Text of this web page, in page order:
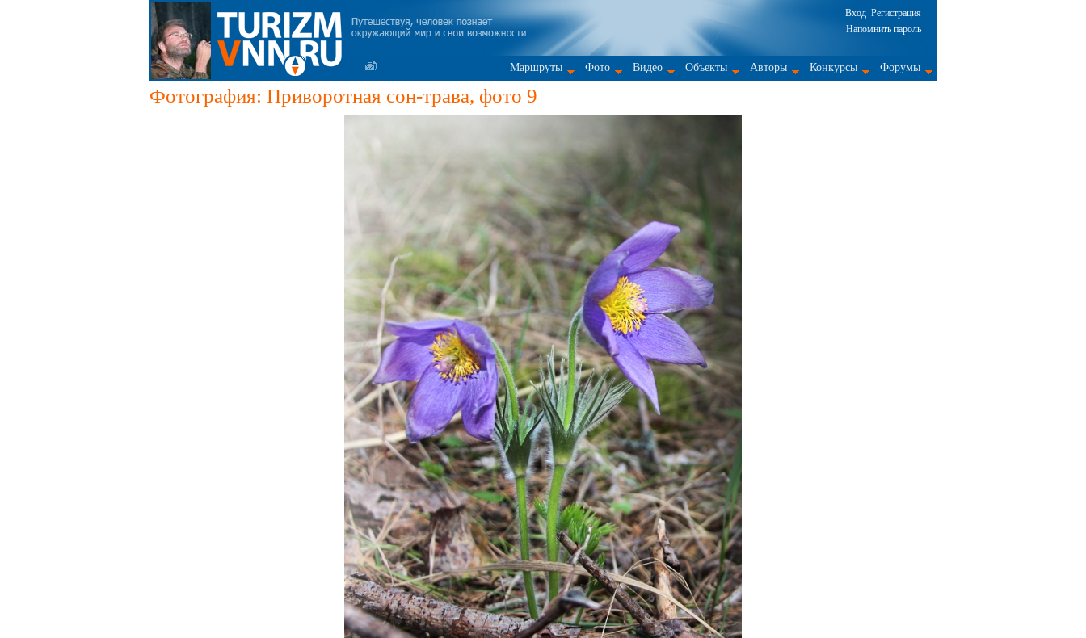
Вход Регистрация
Напомнить пароль
Маршруты Фото Видео Объекты Авторы Конкурсы Форумы
Фотография: Приворотная сон-трава, фото 9